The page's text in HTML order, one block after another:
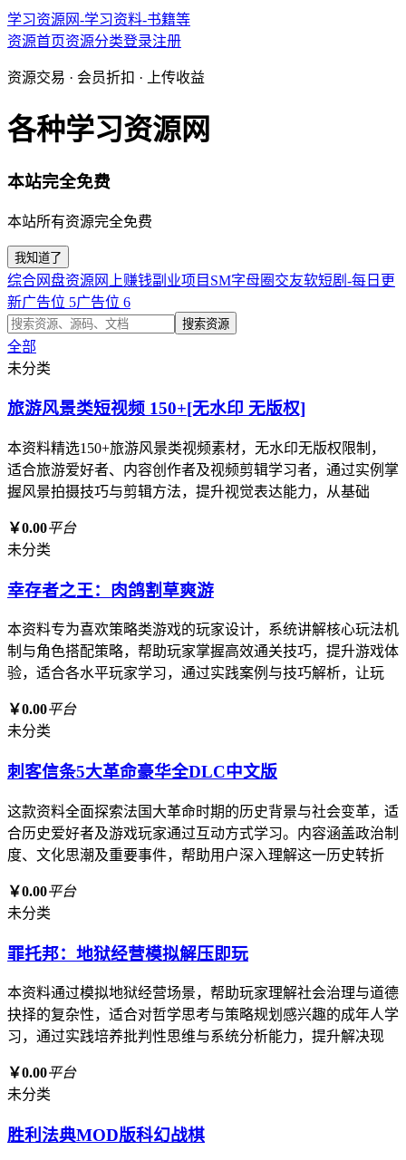
学习资源网-学习资料-书籍等
资源首页资源分类登录注册
资源交易 · 会员折扣 · 上传收益
各种学习资源网
本站完全免费
本站所有资源完全免费
我知道了
综合网盘资源 网上赚钱副业项目 SM字母圈交友软短剧-每日更
新广告位 5广告位 6
搜索资源
全部
未分类
旅游风景类短视频 150+[无水印 无版权]
本资料精选150+旅游风景类视频素材，无水印无版权限制，
适合旅游爱好者、内容创作者及视频剪辑学习者，通过实例掌
握风景拍摄技巧与剪辑方法，提升视觉表达能力，从基础
￥0.00平台
未分类
幸存者之王：肉鸽割草爽游
本资料专为喜欢策略类游戏的玩家设计，系统讲解核心玩法机
制与角色搭配策略，帮助玩家掌握高效通关技巧，提升游戏体
验，适合各水平玩家学习，通过实践案例与技巧解析，让玩
￥0.00平台
未分类
刺客信条5大革命豪华全DLC中文版
这款资料全面探索法国大革命时期的历史背景与社会变革，适
合历史爱好者及游戏玩家通过互动方式学习。内容涵盖政治制
度、文化思潮及重要事件，帮助用户深入理解这一历史转折
￥0.00平台
未分类
罪托邦：地狱经营模拟解压即玩
本资料通过模拟地狱经营场景，帮助玩家理解社会治理与道德
抉择的复杂性，适合对哲学思考与策略规划感兴趣的成年人学
习，通过实践培养批判性思维与系统分析能力，提升解决现
￥0.00平台
未分类
胜利法典MOD版科幻战棋